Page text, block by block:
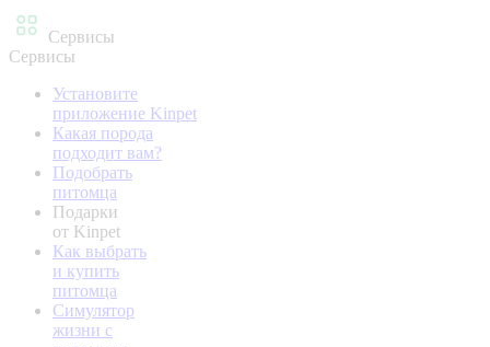
Сервисы
Сервисы
Установите
приложение Kinpet
Какая порода
подходит вам?
Подобрать
питомца
Подарки
от Kinpet
Как выбрать
и купить
питомца
Симулятор
жизни с